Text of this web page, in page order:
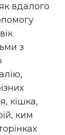
вдалого
з
кішка,
ким